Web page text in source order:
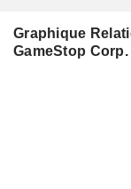
Graphique
GameStop Corp.